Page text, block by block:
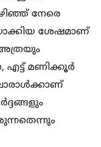
നേരെ
ശേഷമാണ്
എട്ട് മണിക്കൂർ